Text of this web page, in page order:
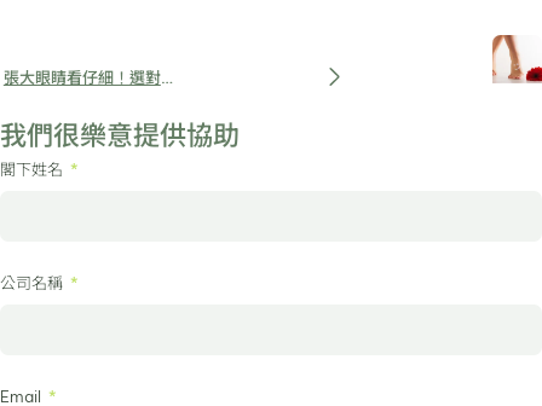
張大眼睛看仔細！選對私
效又安全！
我們很樂意提供協助
閣下姓名
公司名稱
Email